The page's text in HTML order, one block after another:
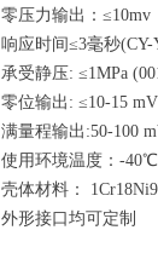
零压力输出：≤10mv
响应时间≤3毫秒(CY-
承受静压: ≤1MPa
零位输出: ≤10-15 mV
满量程输出:50-100
使用环境温度：-
壳体材料：
外形接口均可定制